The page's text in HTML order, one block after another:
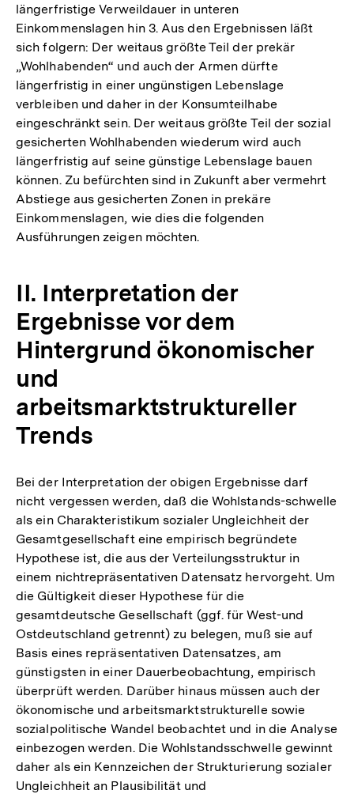
längerfristige Verweildauer in unteren
Einkommenslagen hin 3. Aus den Ergebnissen läßt
sich folgern: Der weitaus größte Teil der prekär
„Wohlhabenden“ und auch der Armen dürfte
längerfristig in einer ungünstigen Lebenslage
verbleiben und daher in der Konsumteilhabe
eingeschränkt sein. Der weitaus größte Teil der sozial
gesicherten Wohlhabenden wiederum wird auch
längerfristig auf seine günstige Lebenslage bauen
können. Zu befürchten sind in Zukunft aber vermehrt
Abstiege aus gesicherten Zonen in prekäre
Einkommenslagen, wie dies die folgenden
Ausführungen zeigen möchten.
II. Interpretation der
Ergebnisse vor dem
Hintergrund ökonomischer
und
arbeitsmarktstruktureller
Trends
Bei der Interpretation der obigen Ergebnisse darf
nicht vergessen werden, daß die Wohlstands-schwelle
als ein Charakteristikum sozialer Ungleichheit der
Gesamtgesellschaft eine empirisch begründete
Hypothese ist, die aus der Verteilungsstruktur in
einem nichtrepräsentativen Datensatz hervorgeht. Um
die Gültigkeit dieser Hypothese für die
gesamtdeutsche Gesellschaft (ggf. für West-und
Ostdeutschland getrennt) zu belegen, muß sie auf
Basis eines repräsentativen Datensatzes, am
günstigsten in einer Dauerbeobachtung, empirisch
überprüft werden. Darüber hinaus müssen auch der
ökonomische und arbeitsmarktstrukturelle sowie
sozialpolitische Wandel beobachtet und in die Analyse
einbezogen werden. Die Wohlstandsschwelle gewinnt
daher als ein Kennzeichen der Strukturierung sozialer
Ungleichheit an Plausibilität und